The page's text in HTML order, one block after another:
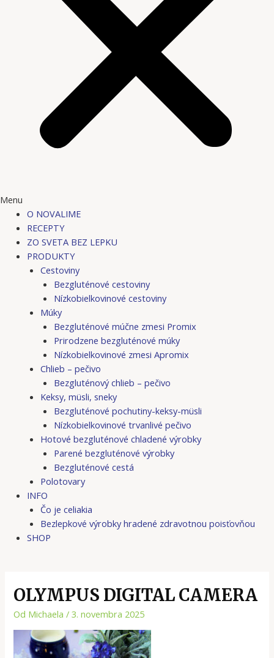
Menu
O NOVALIME
RECEPTY
ZO SVETA BEZ LEPKU
PRODUKTY
Cestoviny
Bezgluténové cestoviny
Nízkobielkovinové cestoviny
Múky
Bezgluténové múčne zmesi Promix
Prirodzene bezgluténové múky
Nízkobielkovinové zmesi Apromix
Chlieb – pečivo
Bezgluténový chlieb – pečivo
Keksy, müsli, sneky
Bezgluténové pochutiny-keksy-müsli
Nízkobielkovinové trvanlivé pečivo
Hotové bezgluténové chladené výrobky
Parené bezgluténové výrobky
Bezgluténové cestá
Polotovary
INFO
Čo je celiakia
Bezlepkové výrobky hradené zdravotnou poisťovňou
SHOP
OLYMPUS DIGITAL CAMERA
Od Michaela/3. novembra 2025